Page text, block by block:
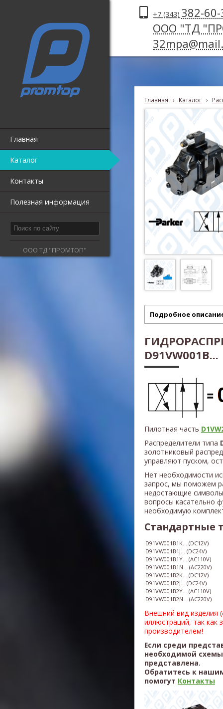
Главная
Каталог
Контакты
Полезная информация
ООО ТД "ПРОМТОП"
+7 (343) 382-
ООО "ТД
Главная › Каталог ›
Подробное
D91VW001B...
Пилотная часть
Распределители типа
золотниковый
управляют пуском,
Нет необходимости
запрос, мы поможем
недостающие
вопросы касательно
необходимую
Стандартные
D91VW001B1K... (DC12V)
D91VW001B1J... (DC24V)
D91VW001B1Y... (AC110V)
​D91VW001B1N... (AC220V)
D91VW001B2K... (DC12V)
D91VW001B2J... (DC24V)
D91VW001B2Y... (AC110V)
​D91VW001B2N... (AC220V)
Внешний вид изделия
иллюстраций, так как
производителем!
Если среди
необходимой
представлена.
Обратитесь к
помогут Контакты